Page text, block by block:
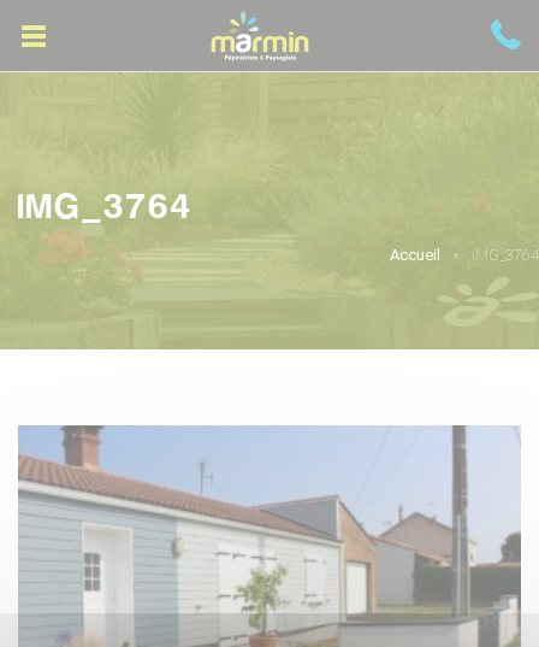
IMG_3764
Accueil IMG_3764